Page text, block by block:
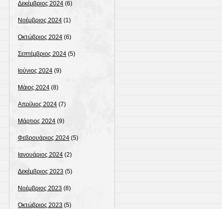
Δεκέμβριος 2024 (6)
Νοέμβριος 2024 (1)
Οκτώβριος 2024 (6)
Σεπτέμβριος 2024 (5)
Ιούνιος 2024 (9)
Μάιος 2024 (8)
Απρίλιος 2024 (7)
Μάρτιος 2024 (9)
Φεβρουάριος 2024 (5)
Ιανουάριος 2024 (2)
Δεκέμβριος 2023 (5)
Νοέμβριος 2023 (8)
Οκτώβριος 2023 (5)